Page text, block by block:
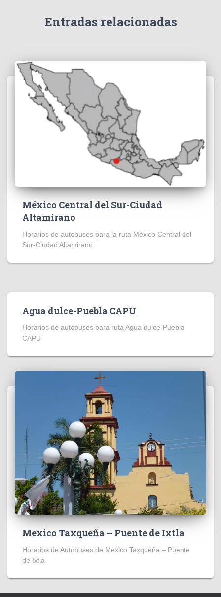
Entradas relacionadas
México Central del Sur-Ciudad
Altamirano
Horarios de autobuses para la ruta México Central del
Sur-Ciudad Altamirano
Agua dulce-Puebla CAPU
Horarios de autobuses para ruta Agua dulce-Puebla
CAPU
Mexico Taxqueña – Puente de Ixtla
Horarios de Autobuses de Mexico Taxqueña – Puente
de Ixtla